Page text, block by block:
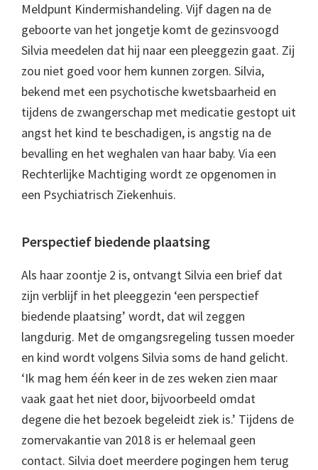
Meldpunt Kindermishandeling. Vijf dagen na de
geboorte van het jongetje komt de gezinsvoogd
Silvia meedelen dat hij naar een pleeggezin gaat. Zij
zou niet goed voor hem kunnen zorgen. Silvia,
bekend met een psychotische kwetsbaarheid en
tijdens de zwangerschap met medicatie gestopt uit
angst het kind te beschadigen, is angstig na de
bevalling en het weghalen van haar baby. Via een
Rechterlijke Machtiging wordt ze opgenomen in
een Psychiatrisch Ziekenhuis.
Perspectief biedende plaatsing
Als haar zoontje 2 is, ontvangt Silvia een brief dat
zijn verblijf in het pleeggezin ‘een perspectief
biedende plaatsing’ wordt, dat wil zeggen
langdurig. Met de omgangsregeling tussen moeder
en kind wordt volgens Silvia soms de hand gelicht.
‘Ik mag hem één keer in de zes weken zien maar
vaak gaat het niet door, bijvoorbeeld omdat
degene die het bezoek begeleidt ziek is.’ Tijdens de
zomervakantie van 2018 is er helemaal geen
contact. Silvia doet meerdere pogingen hem terug